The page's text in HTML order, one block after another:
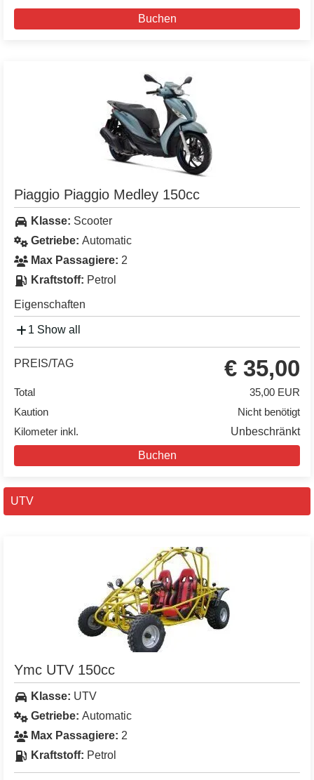
Buchen
Piaggio Piaggio Medley 150cc
Klasse: Scooter
Getriebe: Automatic
Max Passagiere: 2
Kraftstoff: Petrol
Eigenschaften
1 Show all
PREIS/TAG € 35,00
Total
35,00 EUR
Kaution
Nicht benötigt
Kilometer inkl.
Unbeschränkt
Buchen
UTV
Ymc UTV 150cc
Klasse: UTV
Getriebe: Automatic
Max Passagiere: 2
Kraftstoff: Petrol